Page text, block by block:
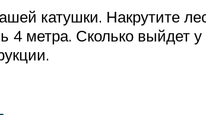
катушки. Накрутите
метра. Сколько выйдет у